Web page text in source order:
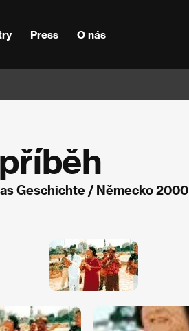
Press O nás
Geschichte / Německo 2000